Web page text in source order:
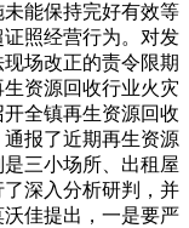
能保持完好有效等
照经营行为。对发
场改正的责令限期
资源回收行业火灾
全镇再生资源回收
报了近期再生资源
三小场所、出租屋
深入分析研判，并
佳提出，一是要严